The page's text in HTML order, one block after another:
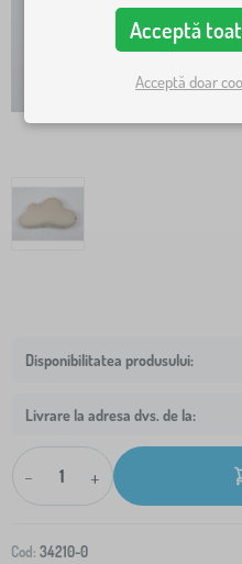
Livrare la adresa dvs. de la:
- +
Cod: 34210-0
Acceptă
Acceptă doar